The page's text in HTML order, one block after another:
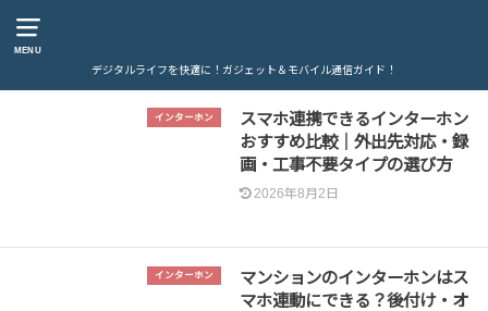
MENU
デジタルライフを快適に！ガジェット＆モバイル通信ガイド！
インターホン
スマホ連携できるインターホン
おすすめ比較｜外出先対応・録
画・工事不要タイプの選び方
2026年8月2日
インターホン
マンションのインターホンはス
マホ連動にできる？後付け・オ